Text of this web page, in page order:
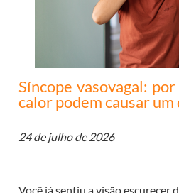
Síncope vasovagal:
calor podem causar um
24 de julho de 2026
Você já sentiu a visão escurecer